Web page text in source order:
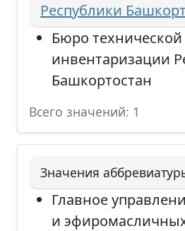
Республики
Бюро технической
инвентаризации
Башкортостан
Всего значений: 1
Значения
Главное
и